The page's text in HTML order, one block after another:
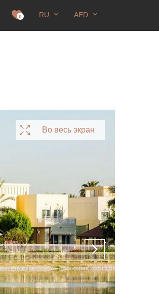
0 RU AED
Во весь экран